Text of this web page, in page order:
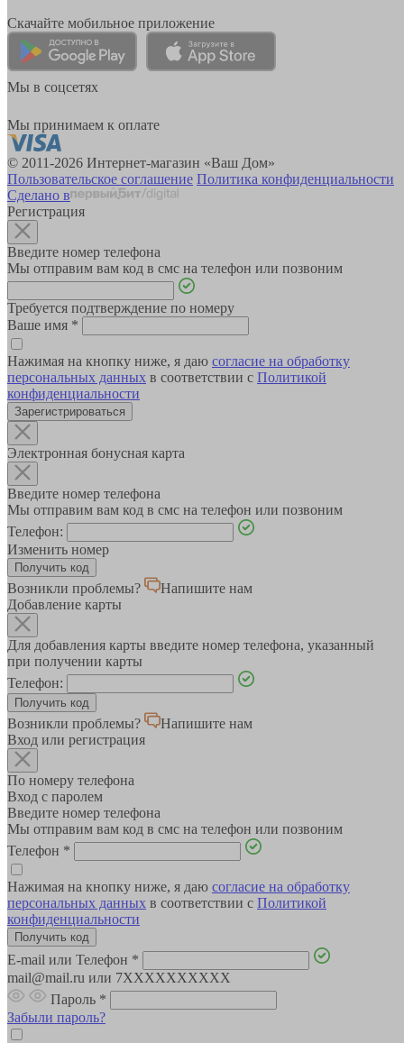
Скачайте мобильное приложение
Мы в соцсетях
Мы принимаем к оплате
© 2011-2026 Интернет-магазин «Ваш Дом»
Пользовательское соглашение Политика конфиденциальности
Сделано в
Регистрация
Введите номер телефона
Мы отправим вам код в смс на телефон или позвоним
Требуется подтверждение по номеру
Ваше имя *
Нажимая на кнопку ниже, я даю согласие на обработку
персональных данных в соответствии с Политикой
конфиденциальности
Зарегистрироваться
Электронная бонусная карта
Введите номер телефона
Мы отправим вам код в смс на телефон или позвоним
Телефон:
Изменить номер
Возникли проблемы?
Напишите нам
Добавление карты
Для добавления карты введите номер телефона, указанный
при получении карты
Телефон:
Возникли проблемы?
Напишите нам
Вход или регистрация
По номеру телефона
Вход с паролем
Введите номер телефона
Мы отправим вам код в смс на телефон или позвоним
Телефон *
Нажимая на кнопку ниже, я даю согласие на обработку
персональных данных в соответствии с Политикой
конфиденциальности
E-mail или Телефон *
mail@mail.ru или 7XXXXXXXXXX
Пароль *
Забыли пароль?